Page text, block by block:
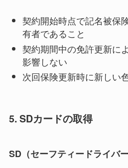
契約開始時点で記名被保
有者であること
契約期間中の免許更新に
影響しない
次回保険更新時に新しい
5. SDカードの取得
SD（セーフティードライバ